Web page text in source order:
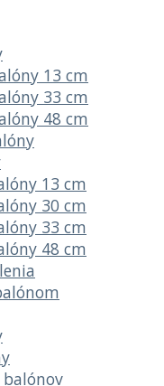
13 cm
33 cm
48 cm
13 cm
30 cm
33 cm
48 cm